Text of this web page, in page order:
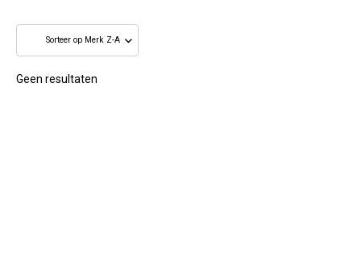
Geen resultaten